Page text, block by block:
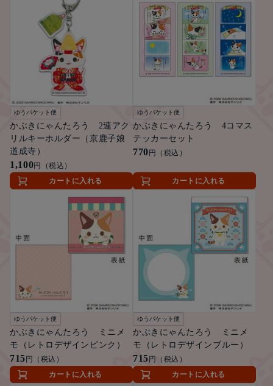
ゆうパケット便
かぶきにゃんたろう 2連アク
リルキーホルダー（京鹿子娘
道成寺）
1,100円（税込）
カートに入れる
ゆうパケット便
かぶきにゃんたろう 4コマス
テッカーセット
770 円（税込）
カートに入れる
ゆうパケット便
かぶきにゃんたろう ミニメ
モ（レトロデザインピンク）
715 円（税込）
カートに入れる
ゆうパケット便
かぶきにゃんたろう ミニメ
モ（レトロデザインブルー）
715 円（税込）
カートに入れる